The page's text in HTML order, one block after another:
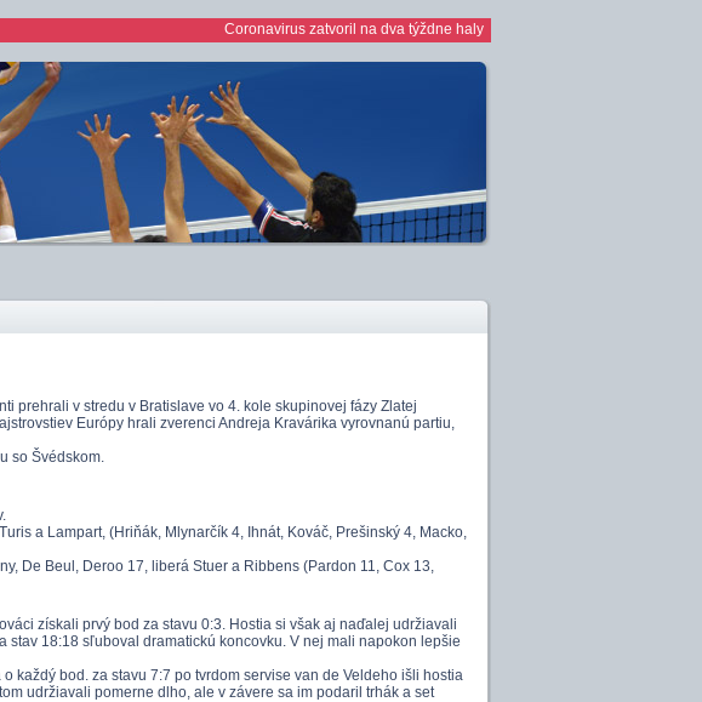
Coronavirus zatvoril na dva týždne haly *** 1/2 finále play off žien *** ženy:
prehrali v stredu v Bratislave vo 4. kole skupinovej fázy Zlatej
Európy hrali zverenci Andreja Kravárika vyrovnanú partiu,
so Švédskom.
a Lampart, (Hriňák, Mlynarčík 4, Ihnát, Kováč, Prešinský 4, Macko,
De Beul, Deroo 17, liberá Stuer a Ribbens (Pardon 11, Cox 13,
získali prvý bod za stavu 0:3. Hostia si však aj naďalej udržiavali
18:18 sľuboval dramatickú koncovku. V nej mali napokon lepšie
každý bod. za stavu 7:7 po tvrdom servise van de Veldeho išli hostia
udržiavali pomerne dlho, ale v závere sa im podaril trhák a set